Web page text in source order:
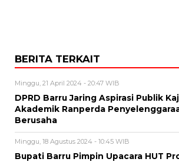
BERITA TERKAIT
Minggu, 21 April 2024 - 20:47 WIB
DPRD Barru Jaring Aspirasi Publik
Akademik Ranperda
Berusaha
Minggu, 18 Agustus 2024 - 10:45 WIB
Bupati Barru Pimpin Upacara HUT